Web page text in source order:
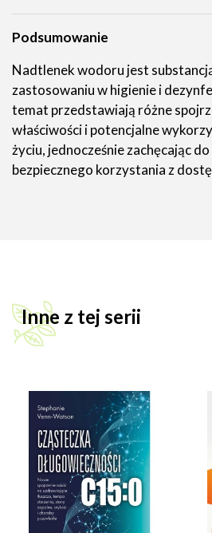
Podsumowanie
Nadtlenek wodoru jest
zastosowaniu w higienie i
temat przedstawiają różne
właściwości i potencjalne
życiu, jednocześnie zachęcając
bezpiecznego korzystania z
Inne z tej serii